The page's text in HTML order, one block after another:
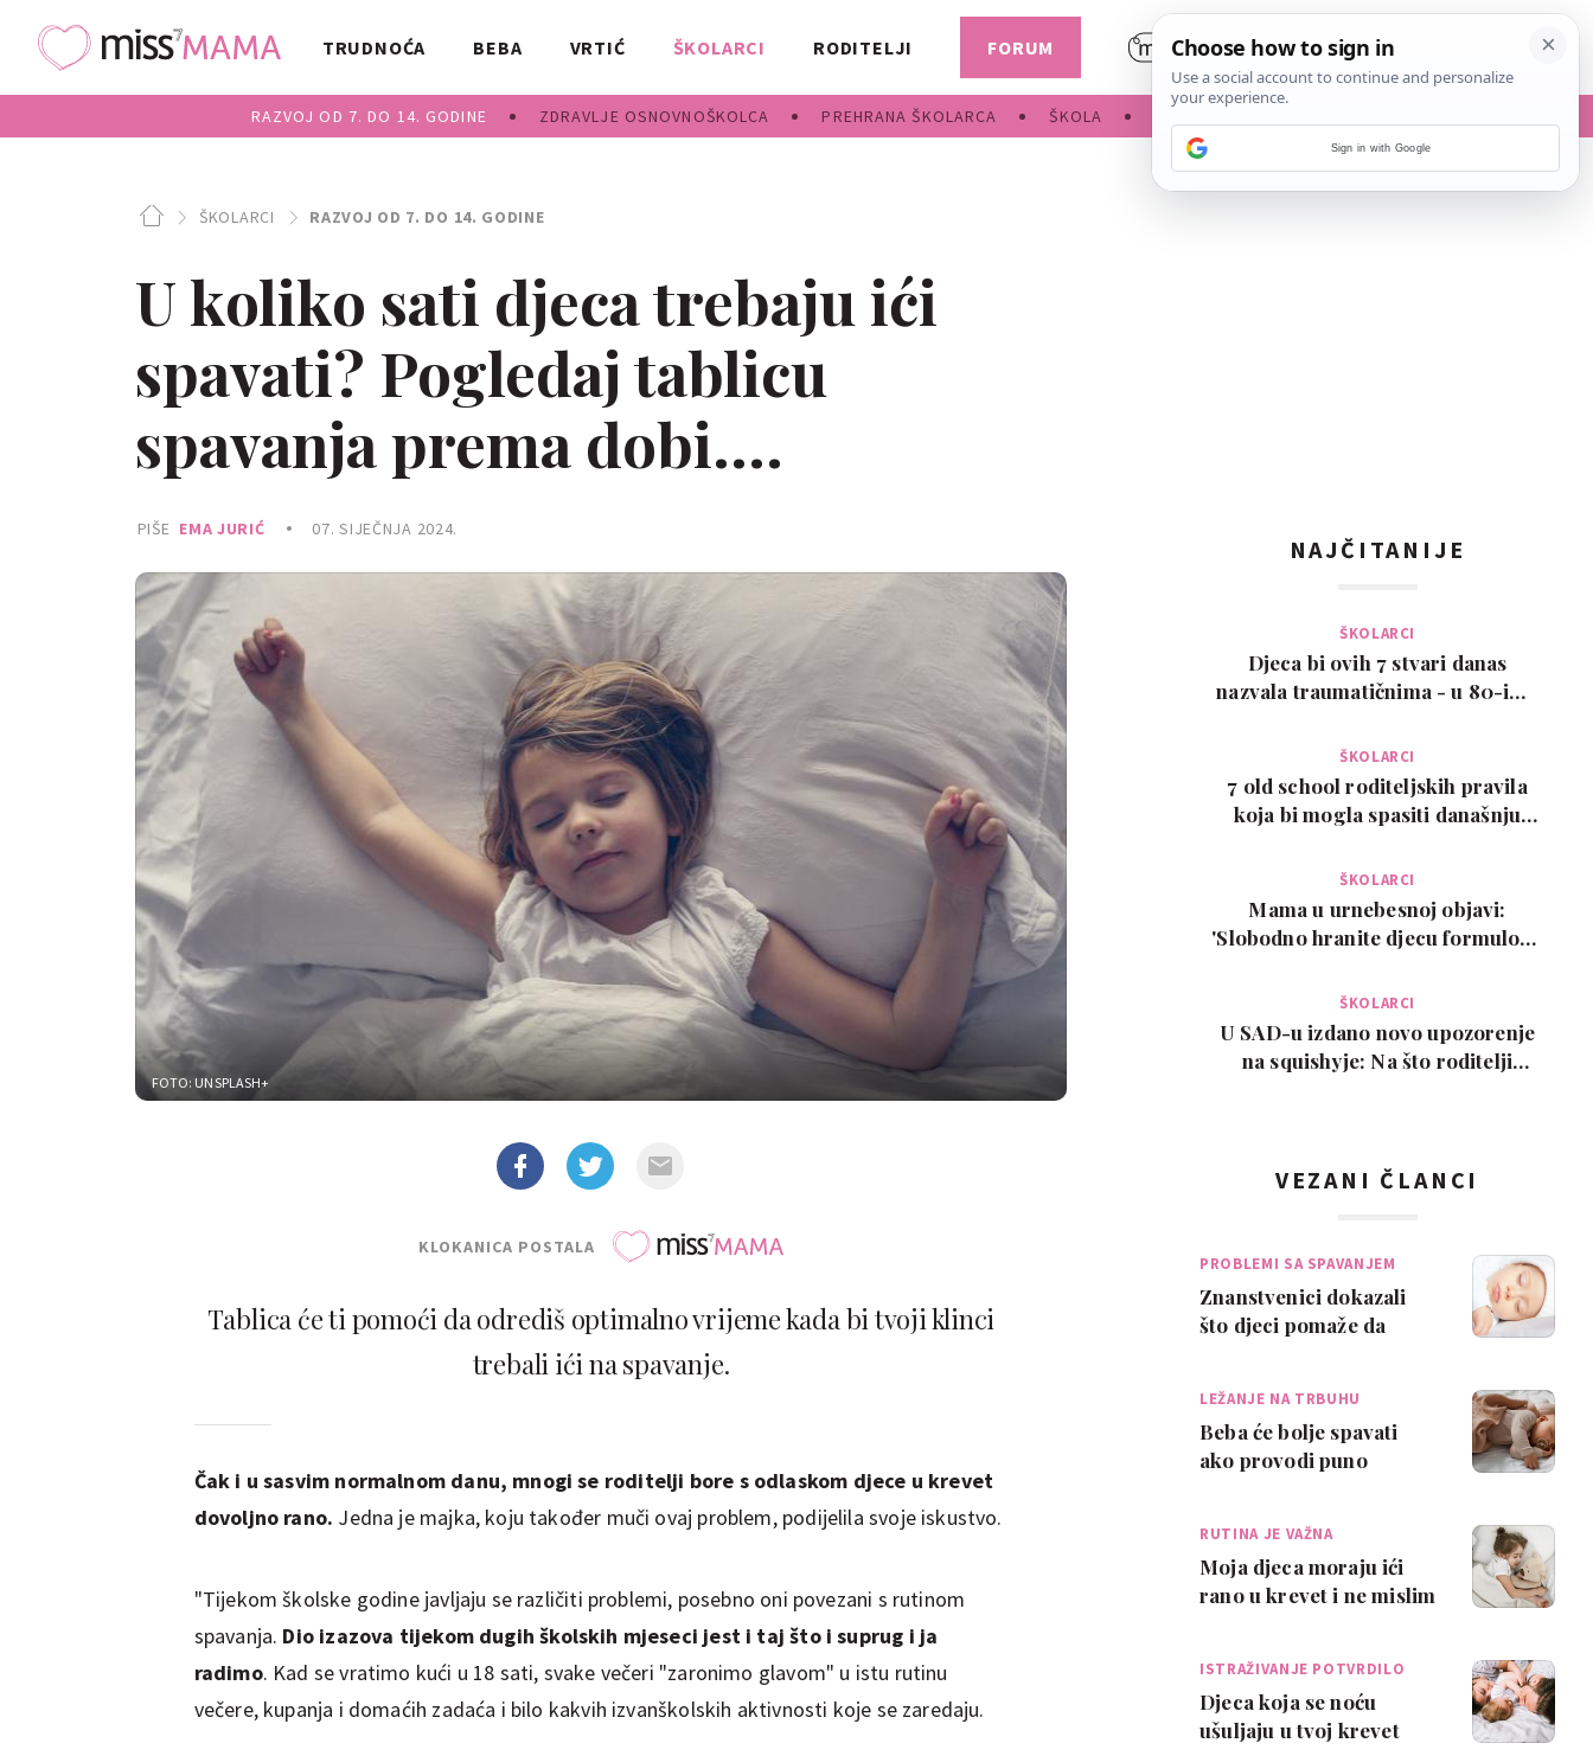
TRUDNOĆA BEBA VRTIĆ ŠKOLARCI
RAZVOJ OD 7. DO 14. GODINE ZDRAVLJE OSNOVNOŠKOLCA PREHRANA ŠKOLARCA ŠKOLA
RODITELJI FORUM
ŠKOLARCI RAZVOJ OD 7. DO 14. GODINE
U koliko sati djeca trebaju ići
spavati? Pogledaj tablicu
spavanja prema dobi....
PIŠE EMA JURIĆ 07. SIJEČNJA 2024.
FOTO: UNSPLASH+
KLOKANICA POSTALA
Tablica će ti pomoći da odrediš optimalno vrijeme kada bi tvoji klinci
trebali ići na spavanje.
Čak i u sasvim normalnom danu, mnogi se roditelji bore s odlaskom djece u krevet
dovoljno rano. Jedna je majka, koju također muči ovaj problem, podijelila svoje iskustvo.
"Tijekom školske godine javljaju se različiti problemi, posebno oni povezani s rutinom
spavanja. Dio izazova tijekom dugih školskih mjeseci jest i taj što i suprug i ja
radimo. Kad se vratimo kući u 18 sati, svake večeri "zaronimo glavom" u istu rutinu
večere, kupanja i domaćih zadaća i bilo kakvih izvanškolskih aktivnosti koje se zaredaju.
NAJČITANIJE
ŠKOLARCI
Djeca bi ovih 7 stvari danas
nazvala traumatičnima - u 80-ima
ŠKOLARCI
7 old school roditeljskih pravila
koja bi mogla spasiti današnju
ŠKOLARCI
Mama u urnebesnoj objavi:
'Slobodno hranite djecu formulom.
ŠKOLARCI
U SAD-u izdano novo upozorenje
na squishyje: Na što roditelji
VEZANI ČLANCI
PROBLEMI SA SPAVANJEM
Znanstvenici dokazali
što djeci pomaže da
LEŽANJE NA TRBUHU
Beba će bolje spavati
ako provodi puno
RUTINA JE VAŽNA
Moja djeca moraju ići
rano u krevet i ne mislim
ISTRAŽIVANJE POTVRDILO
Djeca koja se noću
ušuljaju u tvoj krevet
Sign in with Google